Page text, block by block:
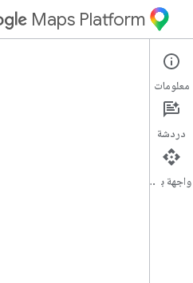
Maps Platform
معلومات
دردشة
واجهة برمجة التطبيقات